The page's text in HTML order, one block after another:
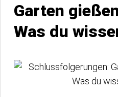
Garten
Was du